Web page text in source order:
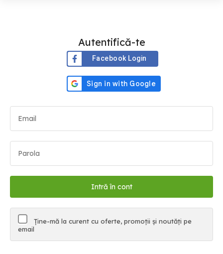
Autentifică-te
Facebook Login
Ține-mă la curent cu oferte, promoții și noutăți pe
email